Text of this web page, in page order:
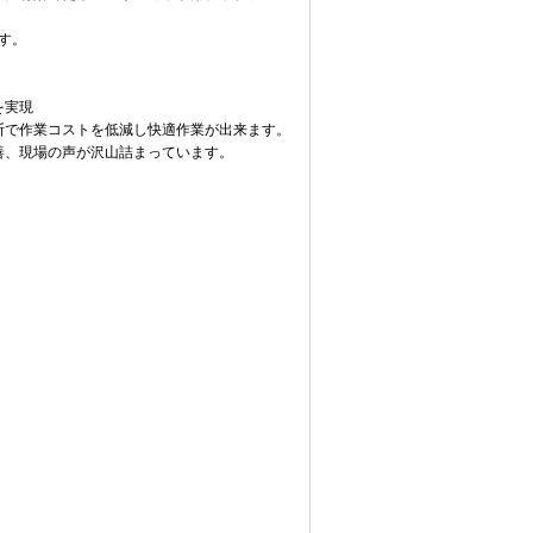
。
実現
作業コストを低減し快適作業が出来ます。
現場の声が沢山詰まっています。